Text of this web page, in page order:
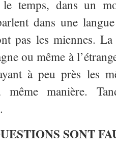
le temps, dans un
dans une
pas les miennes.
ou même à
à peu près les
même manière.
SONT